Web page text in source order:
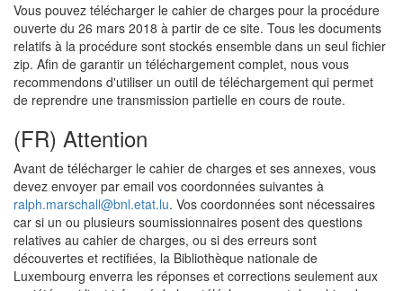
Vous pouvez télécharger le cahier de charges pour la procédure
ouverte du 26 mars 2018 à partir de ce site. Tous les documents
relatifs à la procédure sont stockés ensemble dans un seul fichier
zip. Afin de garantir un téléchargement complet, nous vous
recommendons d'utiliser un outil de téléchargement qui permet
de reprendre une transmission partielle en cours de route.
(FR) Attention
Avant de télécharger le cahier de charges et ses annexes, vous
devez envoyer par email vos coordonnées suivantes à
ralph.marschall@bnl.etat.lu. Vos coordonnées sont nécessaires
car si un ou plusieurs soumissionnaires posent des questions
relatives au cahier de charges, ou si des erreurs sont
découvertes et rectifiées, la Bibliothèque nationale de
Luxembourg enverra les réponses et corrections seulement aux